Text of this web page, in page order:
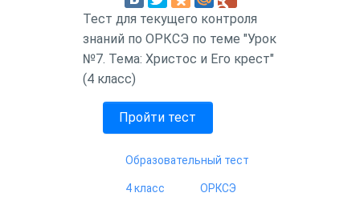
Тест для текущего контроля
знаний по ОРКСЭ по теме "Урок
№7. Тема: Христос и Его крест"
(4 класс)
Пройти тест
Образовательный тест
4 класс ОРКСЭ